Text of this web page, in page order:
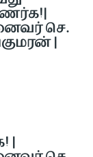
செ.
|
|